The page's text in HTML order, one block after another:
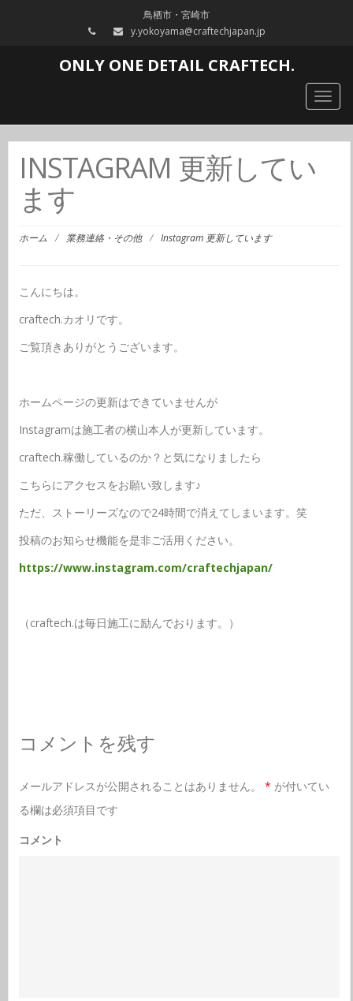
鳥栖市・宮崎市
y.yokoyama@craftechjapan.jp
ONLY ONE DETAIL CRAFTECH.
INSTAGRAM 更新してい
ます
ホーム / 業務連絡・その他 / Instagram 更新しています
こんにちは。
craftech.カオリです。
ご覧頂きありがとうございます。
ホームページの更新はできていませんが
Instagramは施工者の横山本人が更新しています。
craftech.稼働しているのか？と気になりましたら
こちらにアクセスをお願い致します♪
ただ、ストーリーズなので24時間で消えてしまいます。笑
投稿のお知らせ機能を是非ご活用ください。
https://www.instagram.com/craftechjapan/
（craftech.は毎日施工に励んでおります。）
コメントを残す
メールアドレスが公開されることはありません。 * が付いてい
る欄は必須項目です
コメント